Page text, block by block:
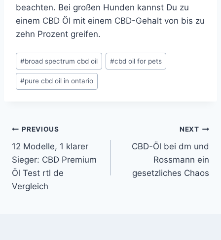
beachten. Bei großen Hunden kannst Du zu
einem CBD Öl mit einem CBD-Gehalt von bis zu
zehn Prozent greifen.
#broad spectrum cbd oil #cbd oil for pets
#pure cbd oil in ontario
PREVIOUS
12 Modelle, 1 klarer
Sieger: CBD Premium
Öl Test rtl de
Vergleich
NEXT
CBD-Öl bei dm und
Rossmann ein
gesetzliches Chaos